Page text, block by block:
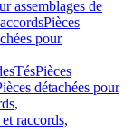
assemblages de
Pièces
pour
TésPièces
détachées pour
raccords,